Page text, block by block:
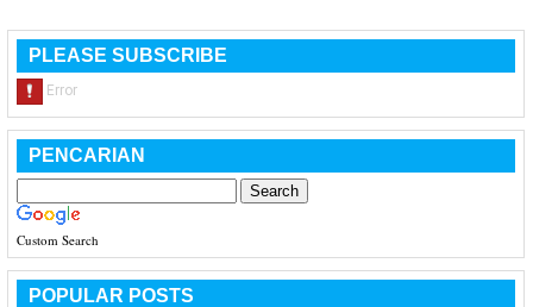
PLEASE SUBSCRIBE
PENCARIAN
Custom Search
POPULAR POSTS